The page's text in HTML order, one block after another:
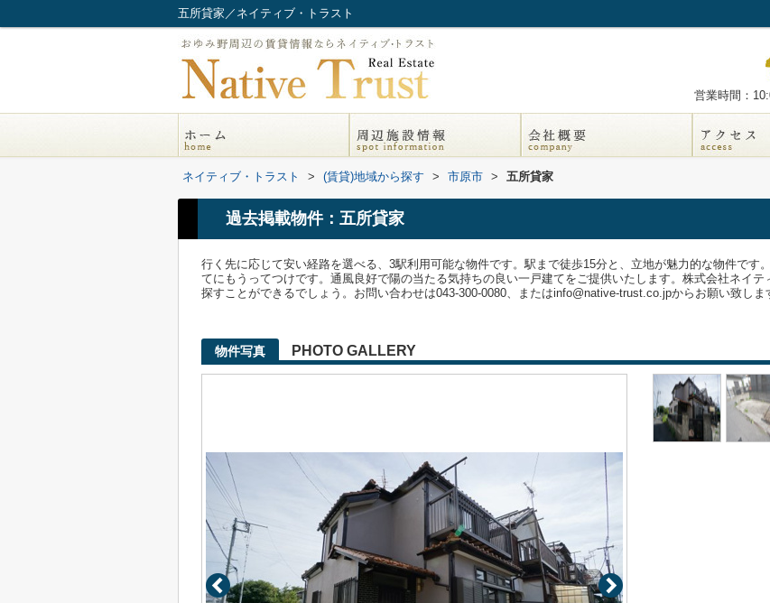
五所貸家／ネイティブ・トラスト
営業時間：
ネイティブ・トラスト > (賃貸)地域から探す > 市原市 > 五所貸家
過去掲載物件：五所貸家
行く先に応じて安い経路を選べる、3駅利用可能な物件です。駅まで徒歩15分と、立地が魅力的な物件です
てにもうってつけです。通風良好で陽の当たる気持ちの良い一戸建てをご提供いたします。株式会社ネイ
探すことができるでしょう。お問い合わせは043-300-0080、またはinfo@native-trust.co.jpからお願い致しま
物件写真 PHOTO GALLERY